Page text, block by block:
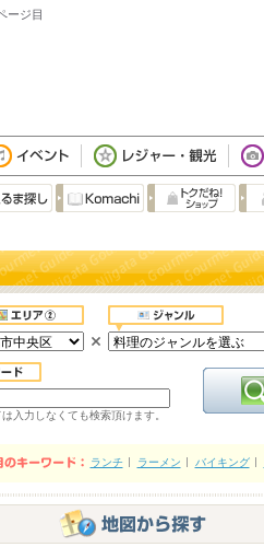
ージ目
入力しなくても検索頂けます。
ランチ ラーメン バイキング